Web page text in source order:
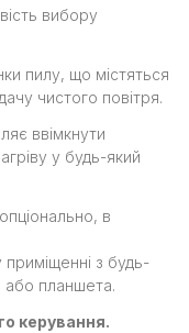
вибору
пилу, що містяться
чистого повітря.
ввімкнути
у будь-який
в
з будь-
або планшета.
керування.